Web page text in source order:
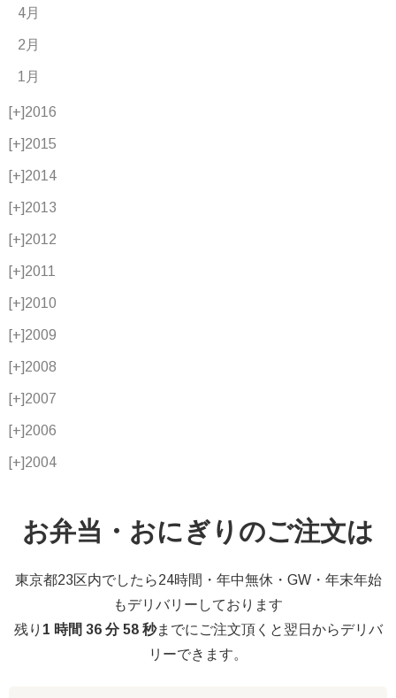
4月
2月
1月
[+]2016
[+]2015
[+]2014
[+]2013
[+]2012
[+]2011
[+]2010
[+]2009
[+]2008
[+]2007
[+]2006
[+]2004
お弁当・おにぎりのご注文は
東京都23区内でしたら24時間・年中無休・GW・年末年始
もデリバリーしております
残り 1 時間 36 分 57 秒までにご注文頂くと翌日からデリバ
リーできます。